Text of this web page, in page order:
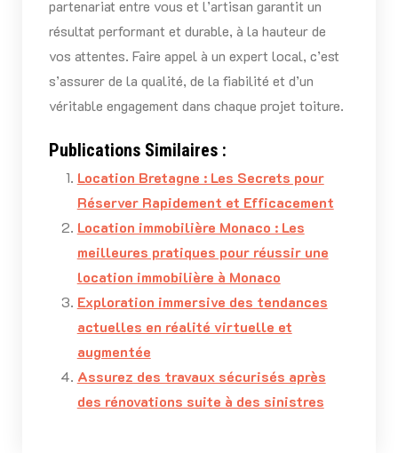
partenariat entre vous et l’artisan garantit un
résultat performant et durable, à la hauteur de
vos attentes. Faire appel à un expert local, c’est
s’assurer de la qualité, de la fiabilité et d’un
véritable engagement dans chaque projet toiture.
Publications Similaires :
Location Bretagne : Les Secrets pour
Réserver Rapidement et Efficacement
Location immobilière Monaco : Les
meilleures pratiques pour réussir une
location immobilière à Monaco
Exploration immersive des tendances
actuelles en réalité virtuelle et
augmentée
Assurez des travaux sécurisés après
des rénovations suite à des sinistres